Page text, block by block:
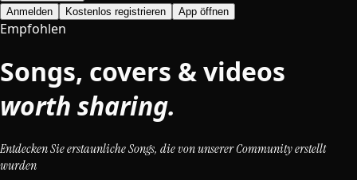
Anmelden
Kostenlos registrieren App öffnen
Empfohlen
Songs, covers & videos
worth sharing.
Entdecken Sie erstaunliche Songs, die von unserer Community erstellt
wurden